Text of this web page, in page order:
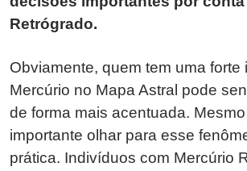
Retrógrado.
Obviamente, quem tem uma forte
Mercúrio no Mapa Astral pode
de forma mais acentuada.
importante olhar para esse
prática. Indivíduos com Mercúrio